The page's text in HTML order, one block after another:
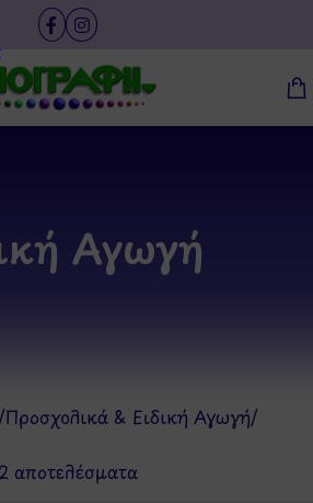
Αγωγή
/Προσχολικά & Ειδική Αγωγή/
αποτελέσματα